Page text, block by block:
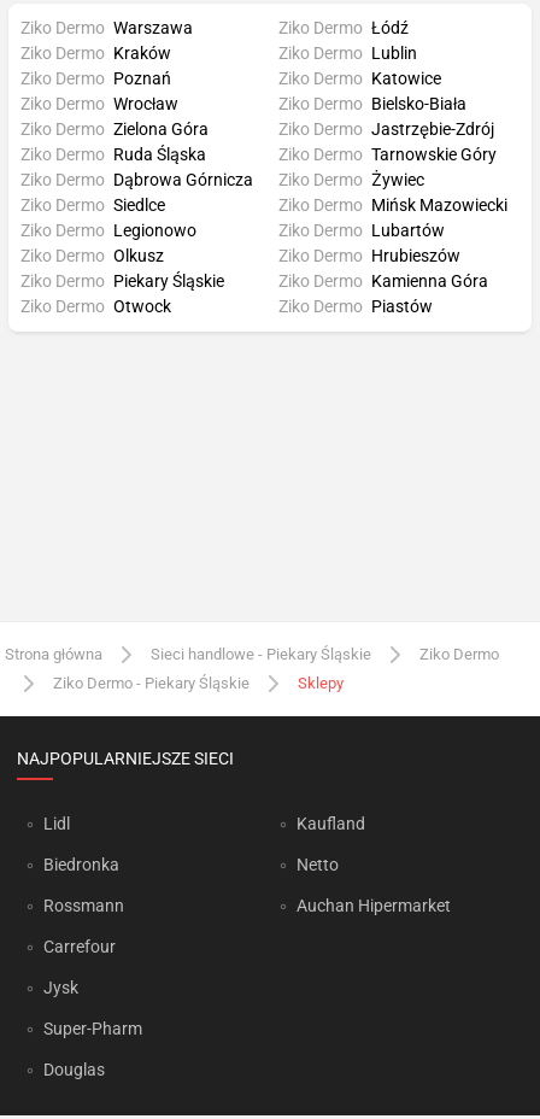
Ziko Dermo Warszawa
Ziko Dermo Kraków
Ziko Dermo Poznań
Ziko Dermo Wrocław
Ziko Dermo Łódź
Ziko Dermo Lublin
Ziko Dermo Katowice
Ziko Dermo Bielsko-Biała
Ziko Dermo Zielona Góra
Ziko Dermo Ruda Śląska
Ziko Dermo Dąbrowa Górnicza
Ziko Dermo Siedlce
Ziko Dermo Jastrzębie-Zdrój
Ziko Dermo Tarnowskie Góry
Ziko Dermo Żywiec
Ziko Dermo Mińsk Mazowiecki
Ziko Dermo Legionowo
Ziko Dermo Olkusz
Ziko Dermo Piekary Śląskie
Ziko Dermo Otwock
Ziko Dermo Lubartów
Ziko Dermo Hrubieszów
Ziko Dermo Kamienna Góra
Ziko Dermo Piastów
Strona główna Sieci handlowe - Piekary Śląskie
Ziko Dermo
Ziko Dermo - Piekary Śląskie
Sklepy
NAJPOPULARNIEJSZE SIECI
Lidl
Biedronka
Rossmann
Carrefour
Jysk
Super-Pharm
Douglas
Kaufland
Netto
Auchan Hipermarket